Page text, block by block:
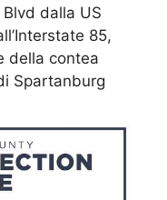
dalla US
85,
della contea
Spartanburg